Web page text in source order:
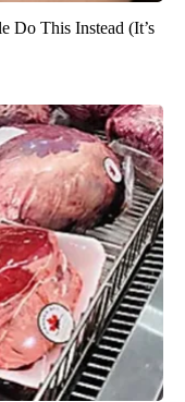
Do This Instead (It’s